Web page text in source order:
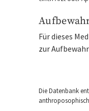
Für dieses
zur
Die Datenbank